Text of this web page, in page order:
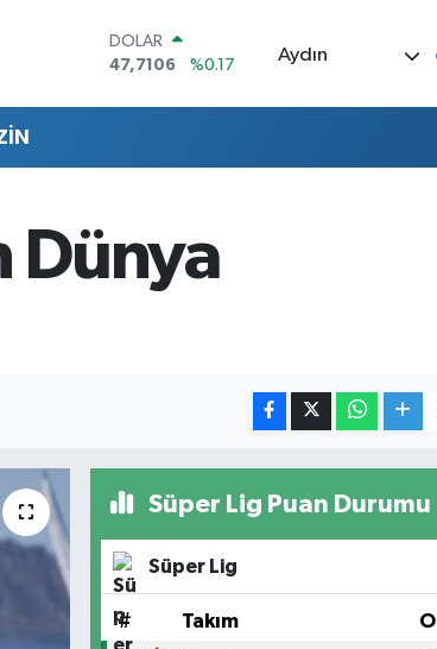
DOLAR
47,7106
%0.17
13.773
%-19
BITCOIN
Aydın
Dünya
Süper Lig Puan Durumu
Süper Lig
# Takım O